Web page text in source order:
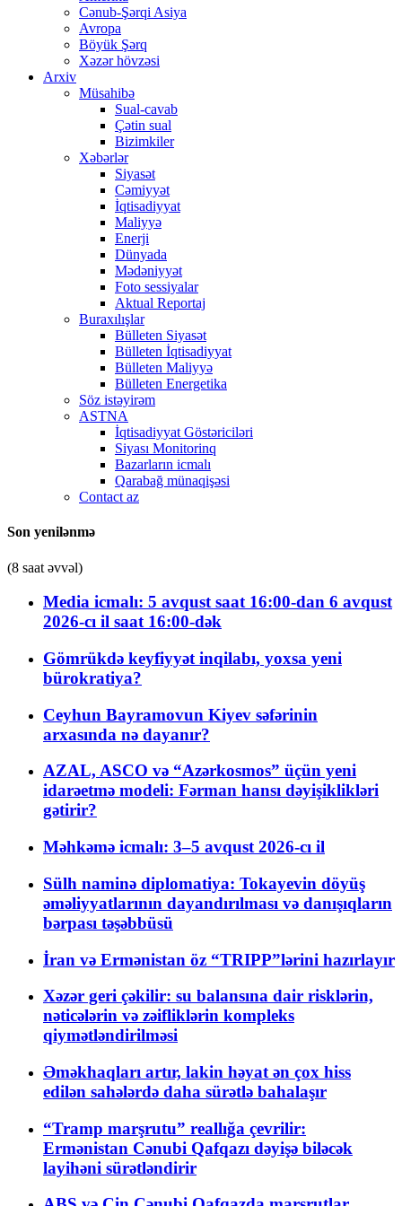
Cənub-Şərqi Asiya
Avropa
Böyük Şərq
Xəzər hövzəsi
Arxiv
Müsahibə
Sual-cavab
Çətin sual
Bizimkiler
Xəbərlər
Siyasət
Cəmiyyət
İqtisadiyyat
Maliyyə
Enerji
Dünyada
Mədəniyyət
Foto sessiyalar
Aktual Reportaj
Buraxılışlar
Bülleten Siyasət
Bülleten İqtisadiyyat
Bülleten Maliyyə
Bülleten Energetika
Söz istəyirəm
ASTNA
İqtisadiyyat Göstəriciləri
Siyası Monitorinq
Bazarların icmalı
Qarabağ münaqişəsi
Contact az
Son yenilənmə
(8 saat əvvəl)
Media icmalı: 5 avqust saat 16:00-dan 6 avqust
2026-cı il saat 16:00-dək
Gömrükdə keyfiyyət inqilabı, yoxsa yeni
bürokratiya?
Ceyhun Bayramovun Kiyev səfərinin
arxasında nə dayanır?
AZAL, ASCO və “Azərkosmos” üçün yeni
idarəetmə modeli: Fərman hansı dəyişiklikləri
gətirir?
Məhkəmə icmalı: 3–5 avqust 2026-cı il
Sülh naminə diplomatiya: Tokayevin döyüş
əməliyyatlarının dayandırılması və danışıqların
bərpası təşəbbüsü
İran və Ermənistan öz “TRIPP”lərini hazırlayır
Xəzər geri çəkilir: su balansına dair risklərin,
nəticələrin və zəifliklərin kompleks
qiymətləndirilməsi
Əməkhaqları artır, lakin həyat ən çox hiss
edilən sahələrdə daha sürətlə bahalaşır
“Tramp marşrutu” reallığa çevrilir:
Ermənistan Cənubi Qafqazı dəyişə biləcək
layihəni sürətləndirir